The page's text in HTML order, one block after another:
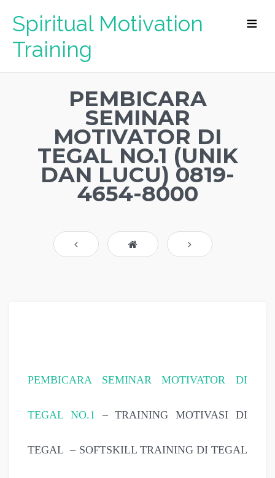
Spiritual Motivation
Training
PEMBICARA
SEMINAR
MOTIVATOR DI
TEGAL NO.1 (UNIK
DAN LUCU) 0819-
4654-8000
PEMBICARA SEMINAR MOTIVATOR DI
TEGAL NO.1 – TRAINING MOTIVASI DI
TEGAL – SOFTSKILL TRAINING DI TEGAL